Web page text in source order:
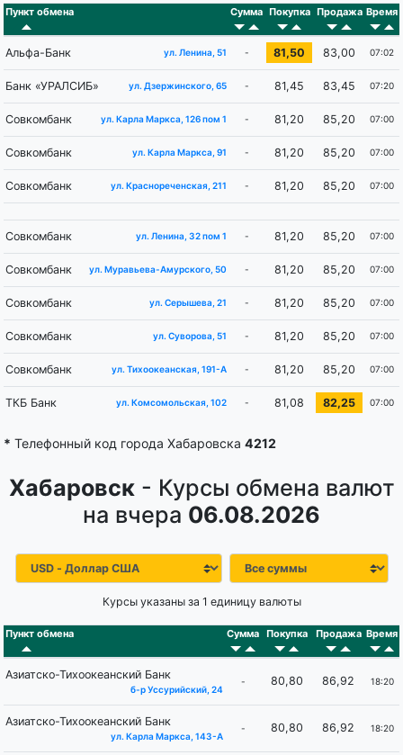
Пункт обмена Сумма Покупка Продажа Время
Альфа-Банк ул. Ленина, 51 - 81,50 83,00 07:02
Банк «УРАЛСИБ» ул. Дзержинского, 65 - 81,45 83,45 07:20
Совкомбанк ул. Карла Маркса, 126 пом 1 - 81,20 85,20 07:00
Совкомбанк ул. Карла Маркса, 91 - 81,20 85,20 07:00
Совкомбанк ул. Краснореченская, 211 - 81,20 85,20 07:00
Совкомбанк ул. Ленина, 32 пом 1 - 81,20 85,20 07:00
Совкомбанк ул. Муравьева-Амурского, 50 - 81,20 85,20 07:00
Совкомбанк ул. Серышева, 21 - 81,20 85,20 07:00
Совкомбанк ул. Суворова, 51 - 81,20 85,20 07:00
Совкомбанк ул. Тихоокеанская, 191-А - 81,20 85,20 07:00
ТКБ Банк ул. Комсомольская, 102 - 81,08 82,25 07:00
* Телефонный код города Хабаровска 4212
Хабаровск- Курсы обмена валют
на вчера 06.08.2026
Курсы указаны за 1 единицу валюты
Пункт обмена Сумма Покупка Продажа Время
Азиатско-Тихоокеанский Банк
б-р Уссурийский, 24
- 80,80 86,92 18:20
Азиатско-Тихоокеанский Банк
ул. Карла Маркса, 143-А
- 80,80 86,92 18:20